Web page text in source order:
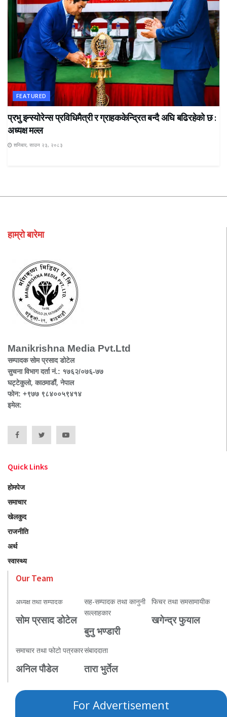
FEATURED
प्रभु इन्स्योरेन्स प्रविधिमैत्री र ग्राहककेन्द्रित बन्दै अघि बढिरहेको छ :
अध्यक्ष मल्ल
शनिबार, साउन २३, २०८३
हाम्रो बारेमा
Manikrishna Media Pvt.Ltd
सम्पादक सोम प्रसाद डोटेल
सुचना विभाग दर्ता नं.: १७६२/०७६-७७
घट्टेकुलो, काठमाडौं, नेपाल
फोन: +९७७ ९८४००५९४१४
इमेल:
Quick Links
होमपेज
समाचार
खेलकुद
राजनीति
अर्थ
स्वास्थ्य
Our Team
अध्यक्ष तथा सम्पादक
सोम प्रसाद डोटेल
सह-सम्पादक तथा कानुनी
सल्लाहकार
बुनु भण्डारी
फिचर तथा समसामायीक
खगेन्द्र फुयाल
समाचार तथा फोटो पत्रकार
अनिल पौडेल
संबाददाता
तारा भुर्तेल
For Advertisement